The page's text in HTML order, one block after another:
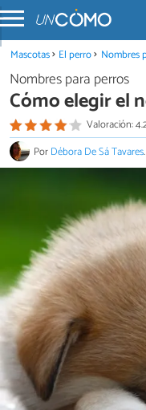
Mascotas El perro Nombres
Nombres para perros
Cómo elegir el
Valoración:
PorDébora De Sá Tavares.